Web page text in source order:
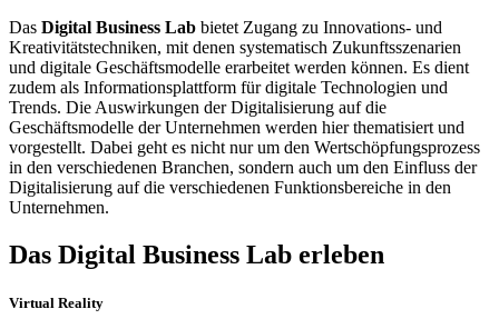
Das Digital Business Lab bietet Zugang zu Innovations- und
Kreativitätstechniken, mit denen systema­tisch Zukunftsszenarien
und digitale Geschäftsmodelle erarbeitet werden können. Es dient
zudem als Informationsplattform für digitale Technologien und
Trends. Die Auswirkungen der Digitalisierung auf die
Geschäftsmodelle der Unternehmen werden hier thematisiert und
vorgestellt. Dabei geht es nicht nur um den Wertschöpfungsprozess
in den verschiedenen Branchen, sondern auch um den Einfluss der
Digitalisierung auf die verschiedenen Funktionsbereiche in den
Unternehmen.
Das Digital Business Lab erleben
Virtual Reality